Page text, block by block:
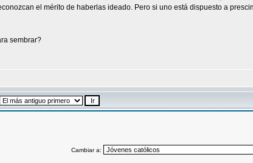
el mérito de haberlas ideado. Pero si uno está dispuesto a
sembrar?
Cambiar a: